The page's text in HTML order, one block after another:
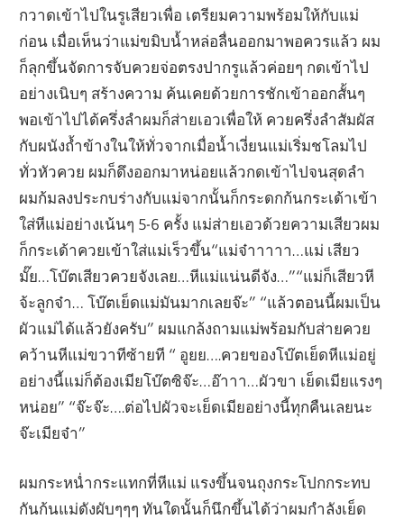
กวาดเข้าไปในรูเสียวเพื่อ เตรียมความพร้อมให้กับแม่
ก่อน เมื่อเห็นว่าแม่ขมิบน้ำหล่อลื่นออกมาพอควรแล้ว ผม
ก็ลุกขึ้นจัดการจับควยจ่อตรงปากรูแล้วค่อยๆ กดเข้าไป
อย่างเนิบๆ สร้างความ ค้นเคยด้วยการชักเข้าออกสั้นๆ
พอเข้าไปได้ครึ่งลำผมก็ส่ายเอวเพื่อให้ ควยครึ่งลำสัมผัส
กับผนังถ้ำข้างในให้ทั่วจากเมื่อน้ำเงี่ยนแม่เริ่มชโลมไป
ทั่วหัวควย ผมก็ดึงออกมาหน่อยแล้วกดเข้าไปจนสุดลำ
ผมก้มลงประกบร่างกับแม่จากนั้นก็กระดกก้นกระเด้าเข้า
ใส่หีแม่อย่างเน้นๆ 5-6 ครั้ง แม่ส่ายเอวด้วยความเสียวผม
ก็กระเด้าควยเข้าใส่แม่เร็วขึ้น“แม่จ๋าาาาา…แม่ เสียว
มั๊ย…โบ๊ตเสียวควยจังเลย…หีแม่แน่นดีจัง…”“แม่ก็เสียวหี
จ้ะลูกจ๋า… โบ๊ตเย็ดแม่มันมากเลยจ๊ะ” “แล้วตอนนี้ผมเป็น
ผัวแม่ได้แล้วยังครับ” ผมแกล้งถามแม่พร้อมกับส่ายควย
คว้านหีแม่ขวาทีซ้ายที “ อูยย….ควยของโบ๊ตเย็ดหีแม่อยู่
อย่างนี้แม่ก็ต้องเมียโบ๊ตซิจ๊ะ…อ๊าาา…ผัวขา เย็ดเมียแรงๆ
หน่อย” “จ๊ะจ๊ะ….ต่อไปผัวจะเย็ดเมียอย่างนี้ทุกคืนเลยนะ
จ๊ะเมียจ๋า”
ผมกระหน่ำกระแทกที่หีแม่ แรงขึ้นจนถุงกระโปกกระทบ
กันก้นแม่ดังผับๆๆๆ ทันใดนั้นก็นึกขึ้นได้ว่าผมกำลังเย็ด